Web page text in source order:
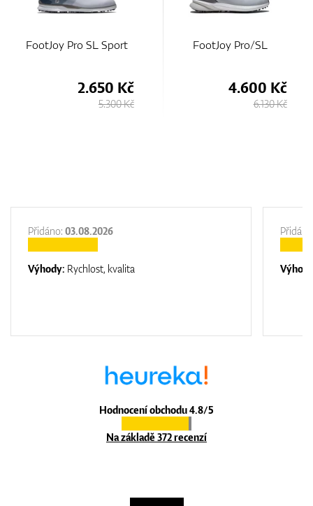
FootJoy Pro SL Sport
2.650 Kč
5.300 Kč
FootJoy Pro/SL
4.600 Kč
6.130 Kč
Hodnocení obchodu 4.8/5
Na základě 372 recenzí
Přidáno: 03.08.2026
Výhody: Rychlost, kvalita